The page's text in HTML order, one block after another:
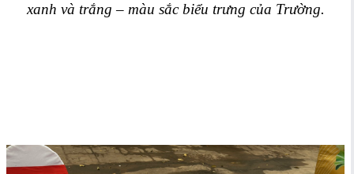
xanh và trắng – màu sắc biểu trưng của Trường.